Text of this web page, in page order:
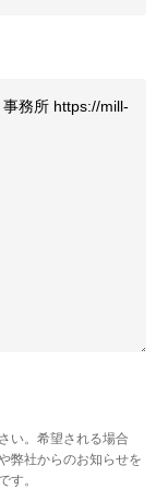
い。希望される場合
弊社からのお知らせを
す。